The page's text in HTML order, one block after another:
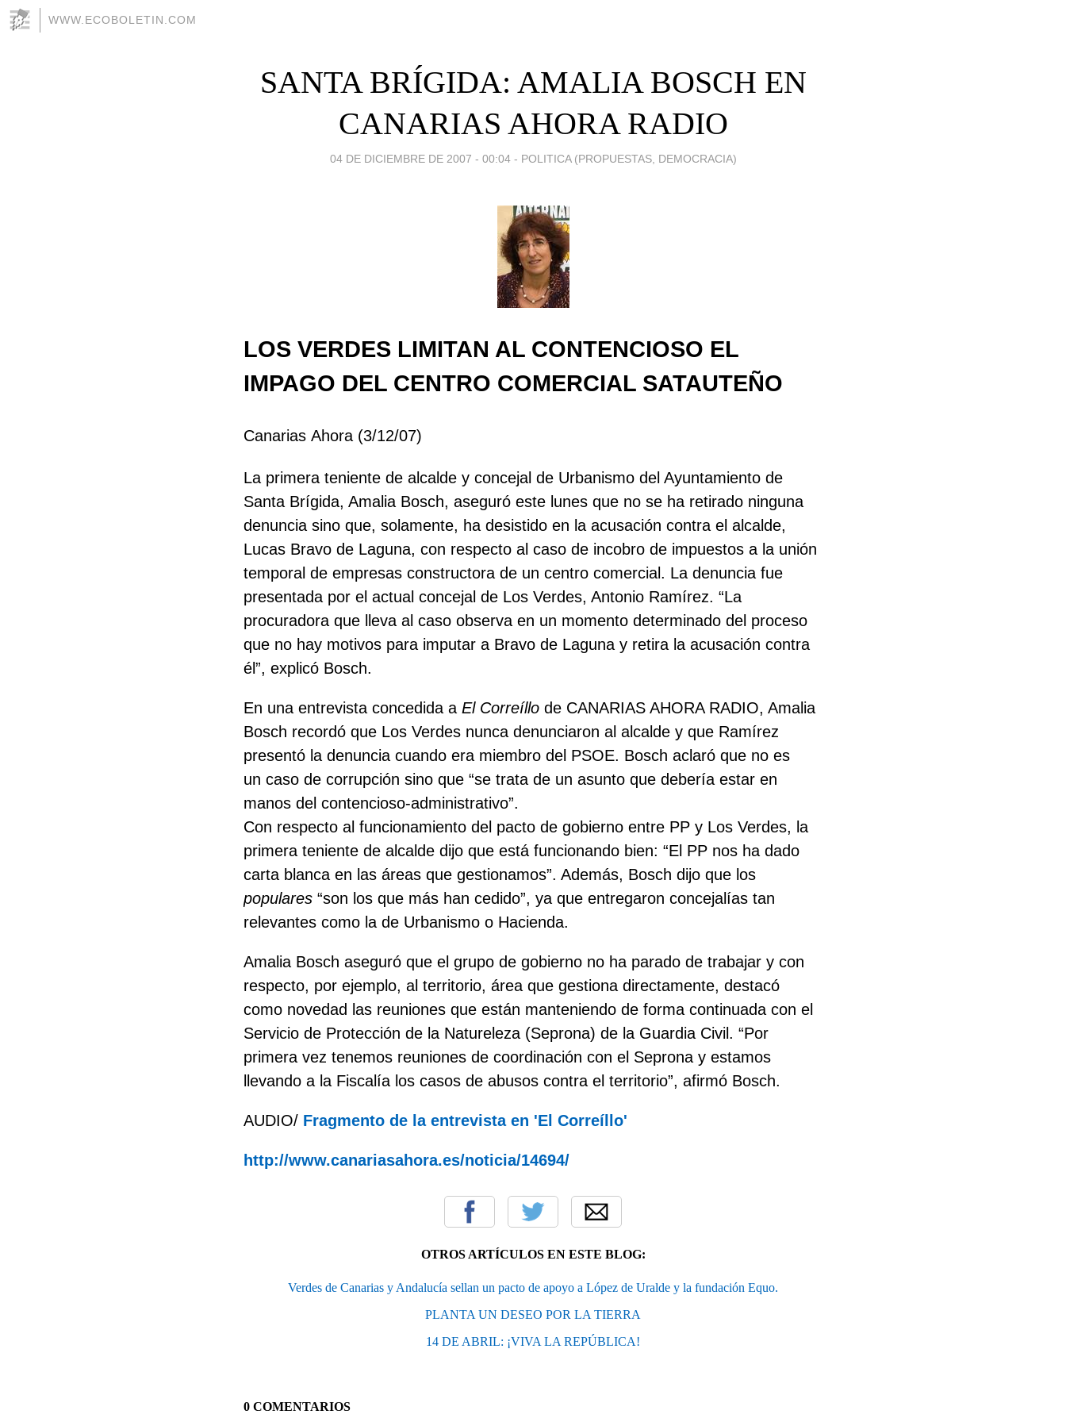
WWW.ECOBOLETIN.COM
SANTA BRÍGIDA: AMALIA BOSCH EN
CANARIAS AHORA RADIO
04 DE DICIEMBRE DE 2007 - 00:04 - POLITICA (PROPUESTAS, DEMOCRACIA)
LOS VERDES LIMITAN AL CONTENCIOSO EL
IMPAGO DEL CENTRO COMERCIAL SATAUTEÑO
Canarias Ahora (3/12/07)
La primera teniente de alcalde y concejal de Urbanismo del Ayuntamiento de
Santa Brígida, Amalia Bosch, aseguró este lunes que no se ha retirado ninguna
denuncia sino que, solamente, ha desistido en la acusación contra el alcalde,
Lucas Bravo de Laguna, con respecto al caso de incobro de impuestos a la unión
temporal de empresas constructora de un centro comercial. La denuncia fue
presentada por el actual concejal de Los Verdes, Antonio Ramírez. “La
procuradora que lleva al caso observa en un momento determinado del proceso
que no hay motivos para imputar a Bravo de Laguna y retira la acusación contra
él”, explicó Bosch.
En una entrevista concedida a El Correíllo de CANARIAS AHORA RADIO, Amalia
Bosch recordó que Los Verdes nunca denunciaron al alcalde y que Ramírez
presentó la denuncia cuando era miembro del PSOE. Bosch aclaró que no es
un caso de corrupción sino que “se trata de un asunto que debería estar en
manos del contencioso-administrativo”.
Con respecto al funcionamiento del pacto de gobierno entre PP y Los Verdes, la
primera teniente de alcalde dijo que está funcionando bien: “El PP nos ha dado
carta blanca en las áreas que gestionamos”. Además, Bosch dijo que los
populares “son los que más han cedido”, ya que entregaron concejalías tan
relevantes como la de Urbanismo o Hacienda.
Amalia Bosch aseguró que el grupo de gobierno no ha parado de trabajar y con
respecto, por ejemplo, al territorio, área que gestiona directamente, destacó
como novedad las reuniones que están manteniendo de forma continuada con el
Servicio de Protección de la Natureleza (Seprona) de la Guardia Civil. “Por
primera vez tenemos reuniones de coordinación con el Seprona y estamos
llevando a la Fiscalía los casos de abusos contra el territorio”, afirmó Bosch.
AUDIO/ Fragmento de la entrevista en 'El Correíllo'
http://www.canariasahora.es/noticia/14694/
OTROS ARTÍCULOS EN ESTE BLOG:
Verdes de Canarias y Andalucía sellan un pacto de apoyo a López de Uralde y la fundación Equo.
PLANTA UN DESEO POR LA TIERRA
14 DE ABRIL: ¡VIVA LA REPÚBLICA!
0 COMENTARIOS